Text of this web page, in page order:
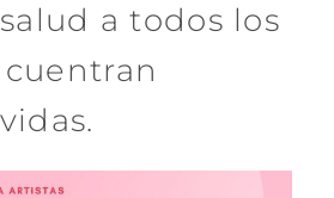
a todos los